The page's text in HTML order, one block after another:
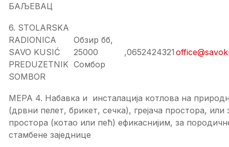
БАЉЕВАЦ
6. STOLARSKA
RADIONICA
SAVO KUSIĆ
PREDUZETNIK
SOMBOR
Обзир бб,
25000
Сомбор
,0652424321
МЕРА 4. Набавка и инсталација котлова на
(дрвни пелет, брикет, сечка), грејачa простора, или
простора (котао или пећ) ефикаснијим, за
стамбене заједнице